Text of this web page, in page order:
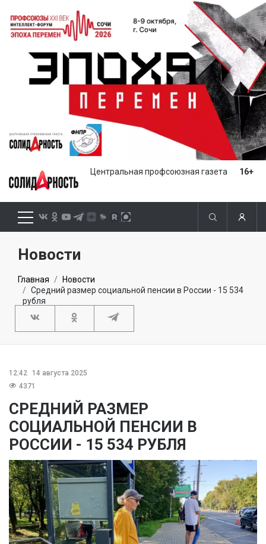
Центральная профсоюзная газета 16+
Новости
Главная
Новости
Средний размер социальной пенсии в России - 15 534
рубля
12:42 14 августа 2025
4371
СРЕДНИЙ РАЗМЕР
СОЦИАЛЬНОЙ ПЕНСИИ В
РОССИИ - 15 534 РУБЛЯ